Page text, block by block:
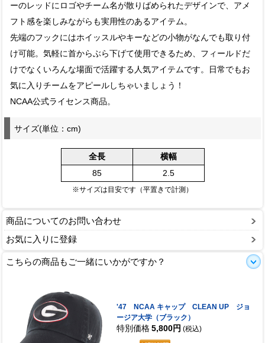
ーのレッドにロゴやチーム名が散りばめられたデザインで、アメ
フト感を楽しみながらも実用性のあるアイテム。
先端のフックにはホイッスルやキーなどの小物がなんでも取り付
け可能。気軽に首からぶら下げて使用できるため、フィールドだ
けでなくいろんな場面で活躍する人気アイテムです。日常でもお
気に入りチームをアピールしちゃいましょう！
NCAA公式ライセンス商品。
サイズ(単位：cm)
全長
横幅
85
2.5
※サイズは目安です（平置きで計測）
商品についてのお問い合わせ
お気に入りに登録
こちらの商品もご一緒にいかがですか？
'47 NCAA キャップ CLEAN UP ジョ
ージア大学（ブラック）
特別価格 5,800円 (税込)